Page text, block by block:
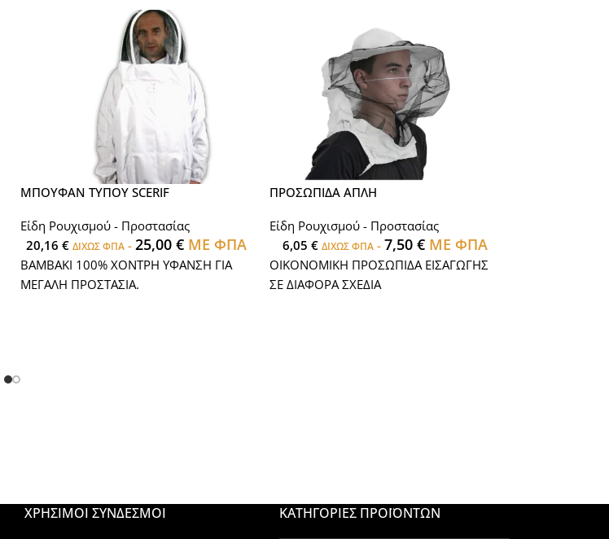
ΜΠΟΥΦΑΝ ΤΥΠΟΥ SCERIF
Είδη Ρουχισμού - Προστασίας
20,16€ ΔΙΧΩΣ ΦΠΑ -25,00€ ΜΕ ΦΠΑ
ΒΑΜΒΑΚΙ 100% ΧΟΝΤΡΗ ΥΦΑΝΣΗ ΓΙΑ
ΜΕΓΑΛΗ ΠΡΟΣΤΑΣΙΑ.
ΠΡΟΣΩΠΙΔΑ ΑΠΛΗ
Είδη Ρουχισμού - Προστασίας
6,05€ ΔΙΧΩΣ ΦΠΑ -7,50€ ΜΕ ΦΠΑ
ΟΙΚΟΝΟΜΙΚΗ ΠΡΟΣΩΠΙΔΑ ΕΙΣΑΓΩΓΗΣ
ΣΕ ΔΙΑΦΟΡΑ ΣΧΕΔΙΑ
ΧΡΉΣΙΜΟΙ ΣΎΝΔΕΣΜΟΙ ΚΑΤΗΓΟΡΊΕΣ ΠΡΟΪΌΝΤΩΝ